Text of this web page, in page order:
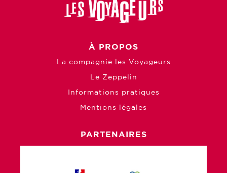
La compagnie les Voyageurs
Le Zeppelin
Informations pratiques
Mentions légales